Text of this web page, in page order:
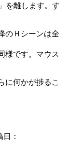
を離します。す
のＨシーンは全
様です。マウス
に何かが捗るこ
日：